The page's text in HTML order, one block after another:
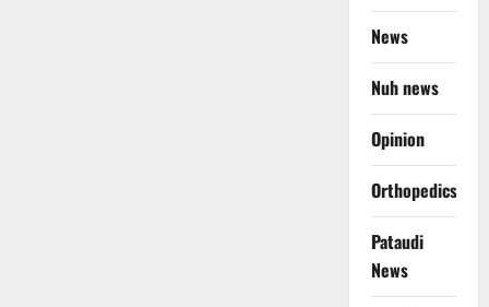
News
Nuh news
Opinion
Orthopedics
Pataudi
News